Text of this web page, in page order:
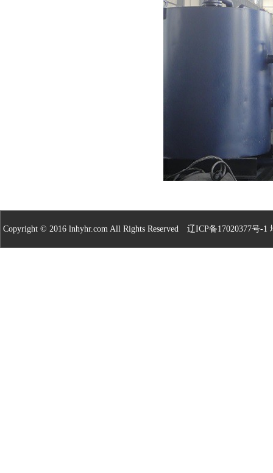
Copyright © 2016 lnhyhr.com All Rights Reserved 辽ICP备17020377号-1